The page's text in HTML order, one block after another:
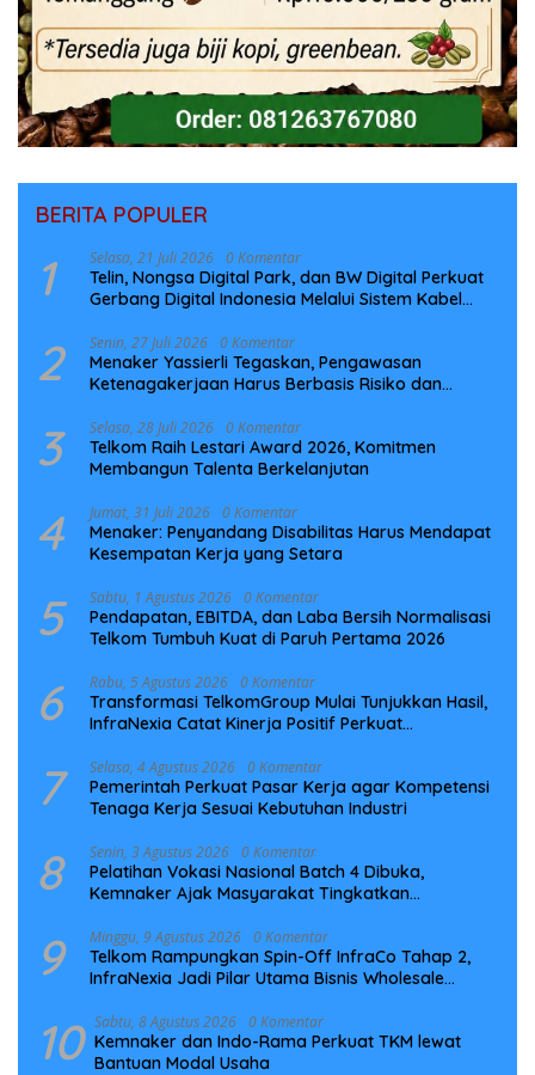
BERITA POPULER
1 Selasa, 21 Juli 2026 0 Komentar
Telin, Nongsa Digital Park, dan BW Digital Perkuat
Gerbang Digital Indonesia Melalui Sistem Kabel
2 Senin, 27 Juli 2026 0 Komentar
Menaker Yassierli Tegaskan, Pengawasan
Ketenagakerjaan Harus Berbasis Risiko dan
3 Selasa, 28 Juli 2026 0 Komentar
Telkom Raih Lestari Award 2026, Komitmen
Membangun Talenta Berkelanjutan
4 Jumat, 31 Juli 2026 0 Komentar
Menaker: Penyandang Disabilitas Harus Mendapat
Kesempatan Kerja yang Setara
5 Sabtu, 1 Agustus 2026 0 Komentar
Pendapatan, EBITDA, dan Laba Bersih Normalisasi
Telkom Tumbuh Kuat di Paruh Pertama 2026
6 Rabu, 5 Agustus 2026 0 Komentar
Transformasi TelkomGroup Mulai Tunjukkan Hasil,
InfraNexia Catat Kinerja Positif Perkuat
7 Selasa, 4 Agustus 2026 0 Komentar
Pemerintah Perkuat Pasar Kerja agar Kompetensi
Tenaga Kerja Sesuai Kebutuhan Industri
8 Senin, 3 Agustus 2026 0 Komentar
Pelatihan Vokasi Nasional Batch 4 Dibuka,
Kemnaker Ajak Masyarakat Tingkatkan
9 Minggu, 9 Agustus 2026 0 Komentar
Telkom Rampungkan Spin-Off InfraCo Tahap 2,
InfraNexia Jadi Pilar Utama Bisnis Wholesale
10 Sabtu, 8 Agustus 2026 0 Komentar
Kemnaker dan Indo-Rama Perkuat TKM lewat
Bantuan Modal Usaha